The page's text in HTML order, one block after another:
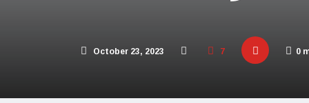
اسرائیل کا حماس کو جڑ سے ختم کرنے پر اتفاق
October 23, 2023 7 0